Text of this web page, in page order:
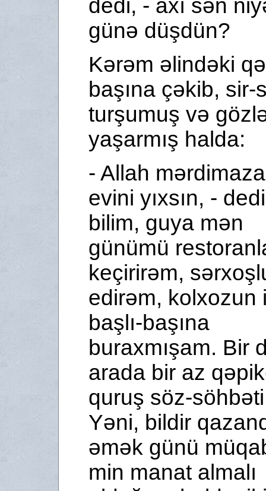
dedi, - axı sən
günə düşdün?
Kərəm əlindəki
başına çəkib, sir-
turşumuş və
yaşarmış halda:
- Allah
evini yıxsın, -
bilim, guya mən
günümü
keçirirəm,
edirəm, kolxozun
başlı-başına
buraxmışam. Bir
arada bir az
quruş söz-
Yəni, bildir
əmək günü
min manat almalı